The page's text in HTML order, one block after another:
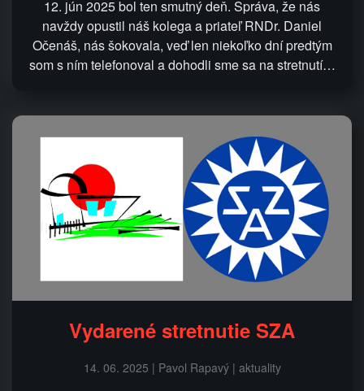
12. jún 2025 bol ten smutný deň. Správa, že nás
navždy opustil náš kolega a priateľ RNDr. Daniel
Očenáš, nás šokovala, veď len niekoľko dní predtým
som s ním telefonoval a dohodli sme sa na stretnutí…
Vydarené stretnutie SZA
14. 06. 2025 | Pavol Rapavý | aktuality